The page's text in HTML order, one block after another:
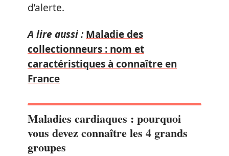
d’alerte.
A lire aussi : Maladie des
collectionneurs : nom et
caractéristiques à connaître en
France
Maladies cardiaques : pourquoi
vous devez connaître les 4 grands
groupes